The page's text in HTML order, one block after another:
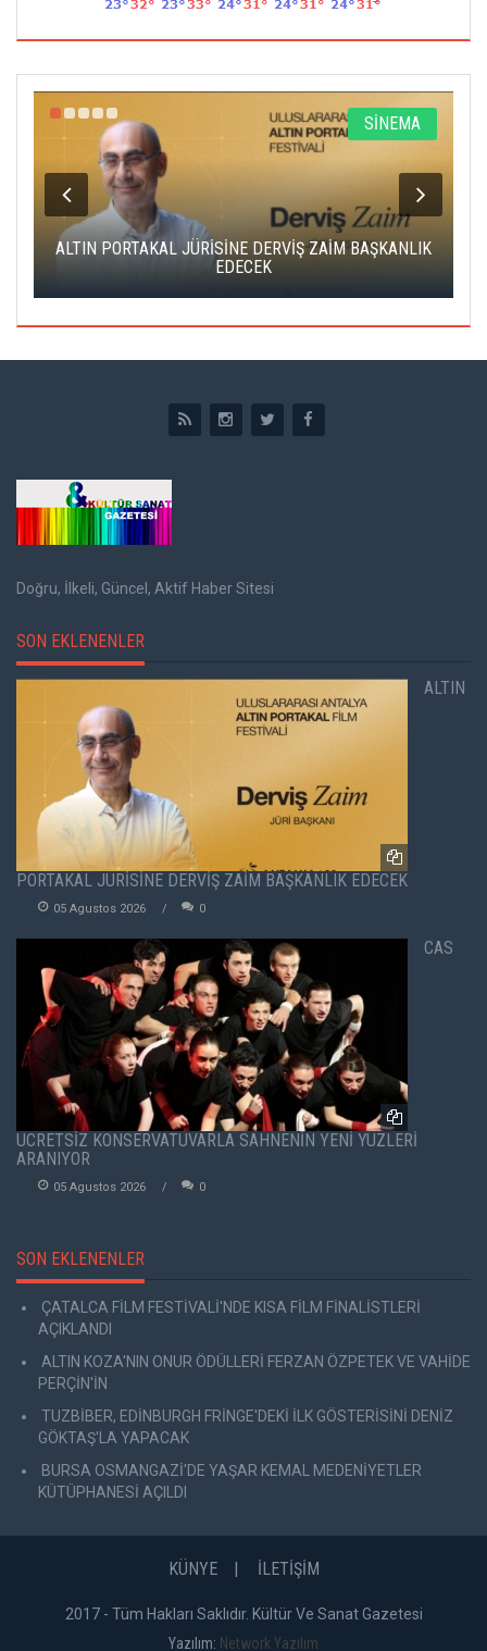
SİNEMA
ALTIN PORTAKAL JÜRİSİNE DERVİŞ ZAİM BAŞKANLIK
EDECEK
Doğru, İlkeli, Güncel, Aktif Haber Sitesi
SON EKLENENLER
ALTIN
PORTAKAL JÜRİSİNE DERVİŞ ZAİM BAŞKANLIK EDECEK
05 Agustos 2026 0
CAS
ÜCRETSİZ KONSERVATUVARLA SAHNENİN YENİ YÜZLERİ
ARANIYOR
05 Agustos 2026 0
SON EKLENENLER
ÇATALCA FİLM FESTİVALİ'NDE KISA FİLM FİNALİSTLERİ
AÇIKLANDI
ALTIN KOZA'NIN ONUR ÖDÜLLERİ FERZAN ÖZPETEK VE VAHİDE
PERÇİN'İN
TUZBİBER, EDİNBURGH FRİNGE'DEKİ İLK GÖSTERİSİNİ DENİZ
GÖKTAŞ'LA YAPACAK
BURSA OSMANGAZİ'DE YAŞAR KEMAL MEDENİYETLER
KÜTÜPHANESİ AÇILDI
KÜNYE İLETİŞİM
2017 - Tüm Hakları Saklıdır. Kültür Ve Sanat Gazetesi
Yazılım: Network Yazılım